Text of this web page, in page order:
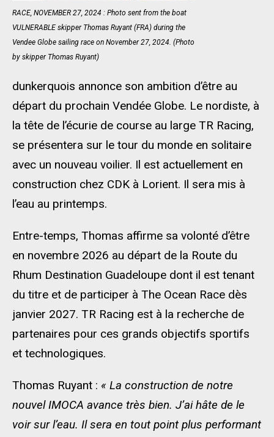
RACE, NOVEMBER 27, 2024 : Photo sent from the boat
VULNERABLE skipper Thomas Ruyant (FRA) during the
Vendee Globe sailing race on November 27, 2024. (Photo
by skipper Thomas Ruyant)
dunkerquois annonce son ambition d’être au
départ du prochain Vendée Globe. Le nordiste, à
la tête de l’écurie de course au large TR Racing,
se présentera sur le tour du monde en solitaire
avec un nouveau voilier. Il est actuellement en
construction chez CDK à Lorient. Il sera mis à
l’eau au printemps.
Entre-temps, Thomas affirme sa volonté d’être
en novembre 2026 au départ de la Route du
Rhum Destination Guadeloupe dont il est tenant
du titre et de participer à The Ocean Race dès
janvier 2027. TR Racing est à la recherche de
partenaires pour ces grands objectifs sportifs
et technologiques.
Thomas Ruyant : « La construction de notre
nouvel IMOCA avance très bien. J’ai hâte de le
voir sur l’eau. Il sera en tout point plus performant